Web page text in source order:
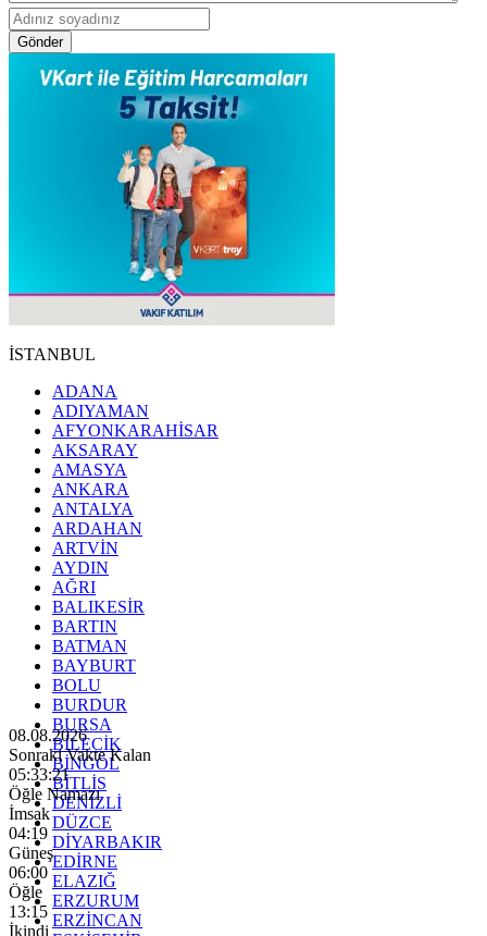
Gönder
İSTANBUL
ADANA
ADIYAMAN
AFYONKARAHİSAR
AKSARAY
AMASYA
ANKARA
ANTALYA
ARDAHAN
ARTVİN
AYDIN
AĞRI
BALIKESİR
BARTIN
BATMAN
BAYBURT
BOLU
BURDUR
BURSA
BİLECİK
BİNGÖL
BİTLİS
DENİZLİ
DÜZCE
DİYARBAKIR
EDİRNE
ELAZIĞ
ERZURUM
ERZİNCAN
08.08.2026
Sonraki Vakte Kalan
05:33:19
Öğle Namazı
İmsak
04:19
Güneş
06:00
Öğle
13:15
İkindi